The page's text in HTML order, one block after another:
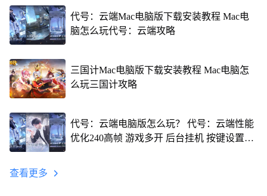
代号：云端Mac电脑版下载安装教程 Mac电
脑怎么玩代号：云端攻略
三国计Mac电脑版下载安装教程 Mac电脑怎
么玩三国计攻略
代号：云端电脑版怎么玩？ 代号：云端性能
优化240高帧 游戏多开 后台挂机 按键设置教
查看更多